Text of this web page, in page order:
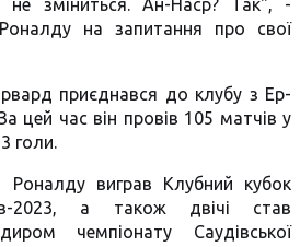
не зміниться. Ан-Наср? Так", -
на запитання про свої
приєднався до клубу з Ер-
цей час він провів 105 матчів у
голи.
Роналду виграв Клубний кубок
2023, а також двічі став
чемпіонату Саудівської